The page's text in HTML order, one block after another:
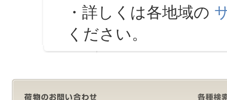
・詳しくは各地域の
ください。